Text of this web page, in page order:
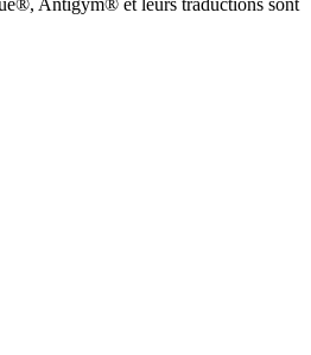
Antigym® et leurs traductions sont